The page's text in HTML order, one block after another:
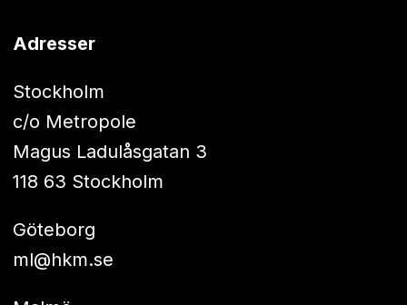
Adresser
Stockholm
c/o Metropole
Magus Ladulåsgatan 3
118 63 Stockholm
Göteborg
ml@hkm.se